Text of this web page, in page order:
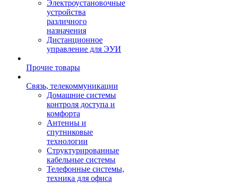
Электроустановочные
устройства
различного
назначения
Дистанционное
управление для ЭУИ
Прочие товары
Связь, телекоммуникации
Домашние системы
контроля доступа и
комфорта
Антенны и
спутниковые
технологии
Структурированные
кабельные системы
Телефонные системы,
техника для офиса